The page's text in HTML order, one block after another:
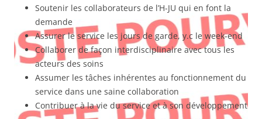
Soutenir les collaborateurs de l’H-JU qui en font la
demande
Assurer le service les jours de garde, y.c le week-end
Collaborer de façon interdisciplinaire avec tous les
acteurs des soins
Assumer les tâches inhérentes au fonctionnement du
service dans une saine collaboration
Contribuer à la vie du service et à son développement